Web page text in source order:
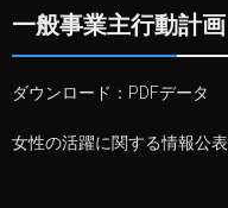
一般事業主行動計画
ダウンロード： PDFデータ
女性の活躍に関する情報公表